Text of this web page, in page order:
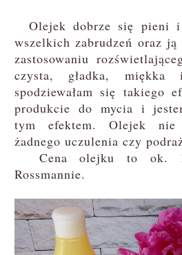
Olejek dobrze się pieni i
wszelkich zabrudzeń oraz
zastosowaniu
czysta, gładka,
spodziewałam się takiego
produkcie do mycia i
tym efektem. Olejek nie
żadnego uczulenia czy
Cena olejku to ok.
Rossmannie.